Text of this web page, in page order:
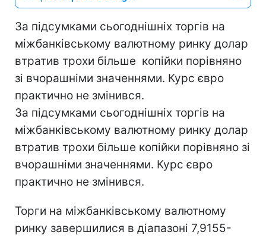
За підсумками сьогоднішніх торгів на
міжбанківському валютному ринку долар
втратив трохи більше копійки порівняно
зі вчорашніми значеннями. Курс євро
практично не змінився.
За підсумками сьогоднішніх торгів на
міжбанківському валютному ринку долар
втратив трохи більше копійки порівняно зі
вчорашніми значеннями. Курс євро
практично не змінився.
Торги на міжбанківському валютному
ринку завершилися в діапазоні 7,9155-